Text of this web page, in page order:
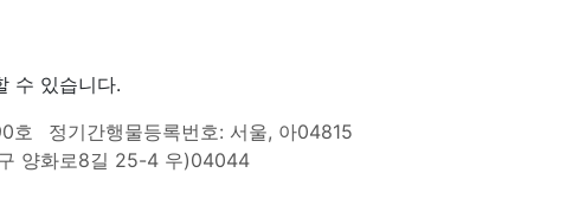
수 있습니다.
호
정기간행물등록번호: 서울, 아04815
양화로8길 25-4 우)04044